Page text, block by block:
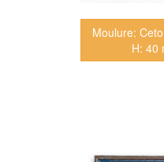
Moulure:
H: 40